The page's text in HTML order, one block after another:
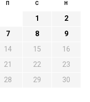
П С Н
1
2
7 8
9
14 15
16
21 22
23
28 29
30